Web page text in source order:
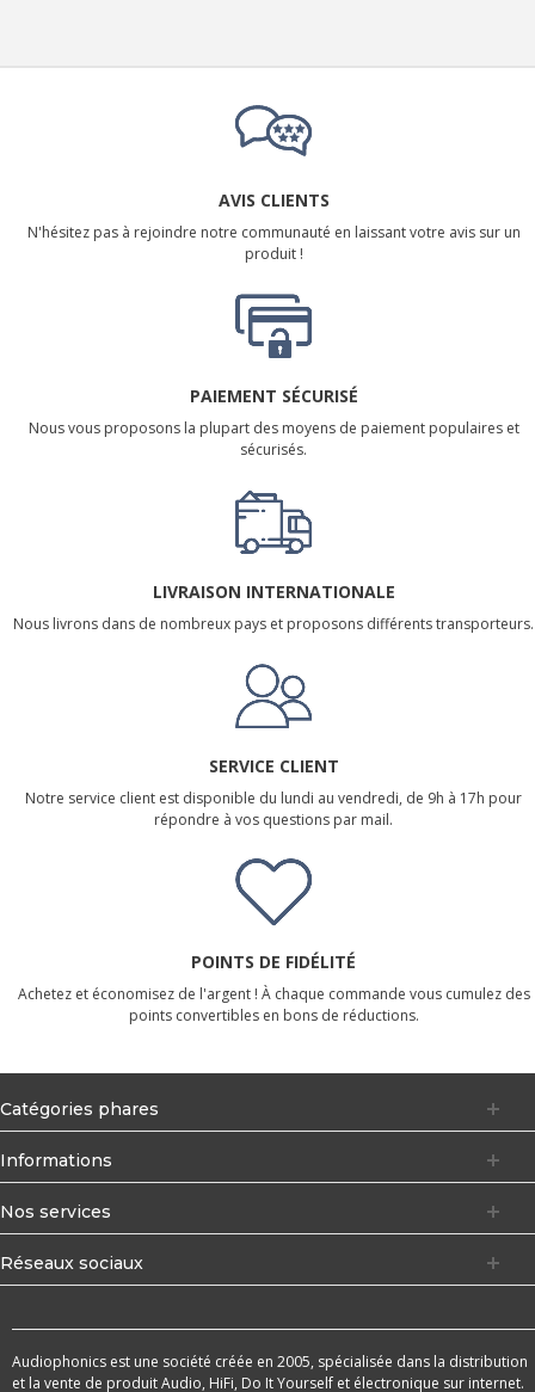
AVIS CLIENTS
N'hésitez pas à rejoindre notre communauté en laissant votre avis sur un
produit !
PAIEMENT SÉCURISÉ
Nous vous proposons la plupart des moyens de paiement populaires et
sécurisés.
LIVRAISON INTERNATIONALE
Nous livrons dans de nombreux pays et proposons différents transporteurs.
SERVICE CLIENT
Notre service client est disponible du lundi au vendredi, de 9h à 17h pour
répondre à vos questions par mail.
POINTS DE FIDÉLITÉ
Achetez et économisez de l'argent ! À chaque commande vous cumulez des
points convertibles en bons de réductions.
Catégories phares
Informations
Nos services
Réseaux sociaux
Audiophonics est une société créée en 2005, spécialisée dans la distribution
et la vente de produit Audio, HiFi, Do It Yourself et électronique sur internet.